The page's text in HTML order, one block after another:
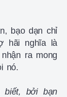
bạo dạn chỉ
hãi nghĩa là
ra mong
nó.
biết, bởi bạn